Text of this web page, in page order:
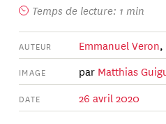
Temps de lecture: 1 min
AUTEUR Emmanuel Veron,
IMAGE par Matthias
DATE 26 avril 2020